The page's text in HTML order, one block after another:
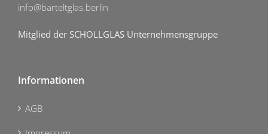
info@barteltglas.berlin
Mitglied der SCHOLLGLAS Unternehmensgruppe
Informationen
AGB